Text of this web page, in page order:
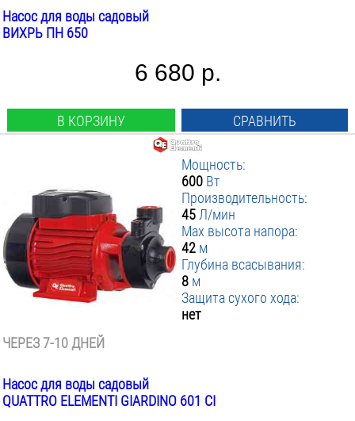
Насос для воды садовый
ВИХРЬ ПН 650
6 680 р.
В КОРЗИНУ СРАВНИТЬ
Мощность:
600 Вт
Производительность:
45 Л/мин
Max высота напора:
42 м
Глубина всасывания:
8 м
Защита сухого хода:
нет
ЧЕРЕЗ 7-10 ДНЕЙ
Насос для воды садовый
QUATTRO ELEMENTI GIARDINO 601 CI